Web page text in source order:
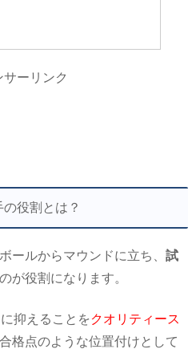
サーリンク
の役割とは？
ールからマウンドに立ち、 試
が役割になります。
抑えることを クオリティース
格点のような位置付けとして